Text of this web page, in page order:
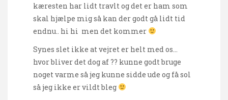
kæresten har lidt travlt og det er ham som
skal hjælpe mig så kan der godt gå lidt tid
endnu.. hi hi men det kommer
Synes slet ikke at vejret er helt med os…
hvor bliver det dog af ?? kunne godt bruge
noget varme så jeg kunne sidde ude og få sol
så jeg ikke er vildt bleg